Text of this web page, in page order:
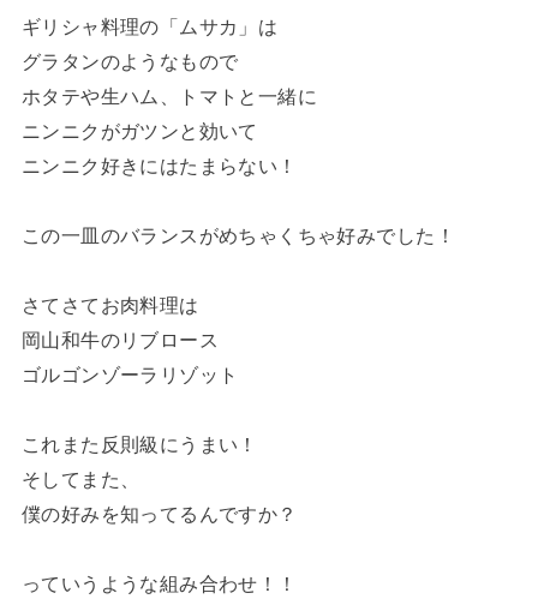
ギリシャ料理の「ムサカ」は
グラタンのようなもので
ホタテや生ハム、トマトと一緒に
ニンニクがガツンと効いて
ニンニク好きにはたまらない！
この一皿のバランスがめちゃくちゃ好みでした！
さてさてお肉料理は
岡山和牛のリブロース
ゴルゴンゾーラリゾット
これまた反則級にうまい！
そしてまた、
僕の好みを知ってるんですか？
っていうような組み合わせ！！